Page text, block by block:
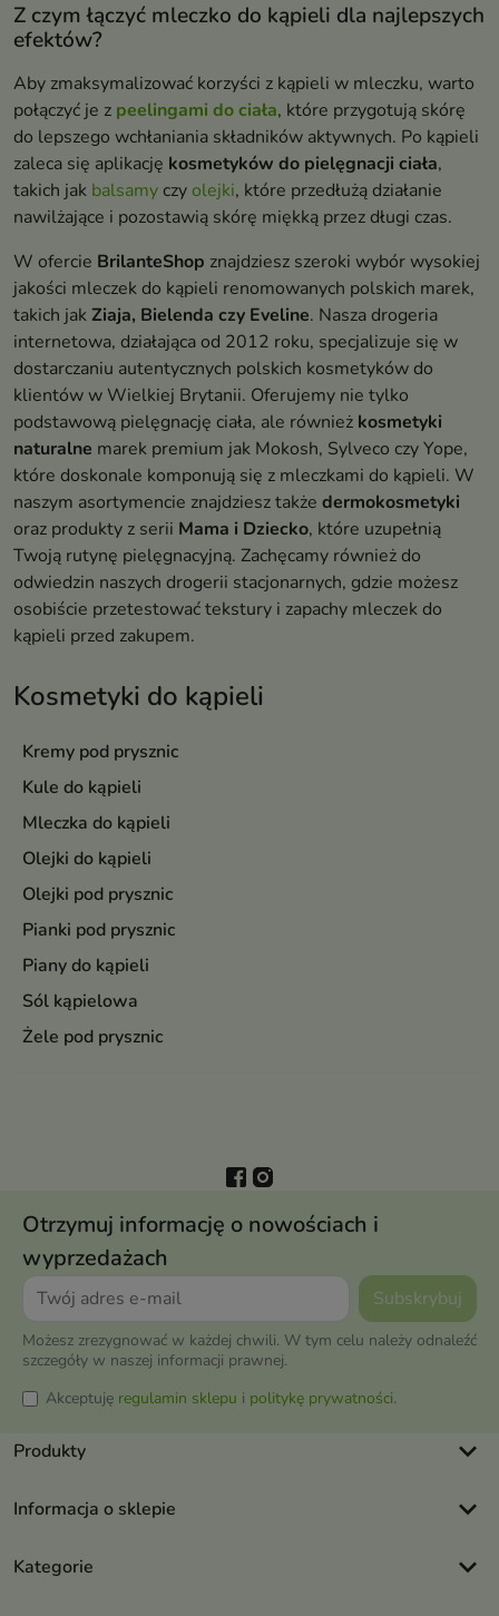
Kosmetyki do kąpieli
Kremy pod prysznic
Kule do kąpieli
Mleczka do kąpieli
Olejki do kąpieli
Olejki pod prysznic
Pianki pod prysznic
Piany do kąpieli
Sól kąpielowa
Żele pod prysznic
Z czym łączyć mleczko do kąpieli dla najlepszych
efektów?
Aby zmaksymalizować korzyści z kąpieli w mleczku, warto
połączyć je z peelingami do ciała, które przygotują skórę
do lepszego wchłaniania składników aktywnych. Po kąpieli
zaleca się aplikację kosmetyków do pielęgnacji ciała,
takich jak balsamyczyolejki, które przedłużą działanie
nawilżające i pozostawią skórę miękką przez długi czas.
W ofercie BrilanteShop znajdziesz szeroki wybór wysokiej
jakości mleczek do kąpieli renomowanych polskich marek,
takich jakZiaja, Bielenda czy Eveline. Nasza drogeria
internetowa, działająca od 2012 roku, specjalizuje się w
dostarczaniu autentycznych polskich kosmetyków do
klientów w Wielkiej Brytanii. Oferujemy nie tylko
podstawową pielęgnację ciała, ale również kosmetyki
naturalne marek premium jak Mokosh, Sylveco czy Yope,
które doskonale komponują się z mleczkami do kąpieli. W
naszym asortymencie znajdziesz także dermokosmetyki
oraz produkty z serii Mama i Dziecko, które uzupełnią
Twoją rutynę pielęgnacyjną. Zachęcamy również do
odwiedzin naszych drogerii stacjonarnych, gdzie możesz
osobiście przetestować tekstury i zapachy mleczek do
kąpieli przed zakupem.
Otrzymuj informację o nowościach i
wyprzedażach
Możesz zrezygnować w każdej chwili. W tym celu należy odnaleźć
szczegóły w naszej informacji prawnej.
Akceptuję regulamin sklepu i politykę prywatności.
Produkty keyboard_arrow_down
Informacja o sklepie keyboard_arrow_down
Kategorie keyboard_arrow_down